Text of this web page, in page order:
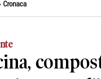
Cronaca